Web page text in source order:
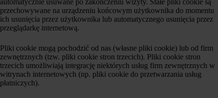
automatycznie usuwane po zakończeniu wizyty. Stałe pliki cookie są
przechowywane na urządzeniu końcowym użytkownika do momentu
ich usunięcia przez użytkownika lub automatycznego usunięcia przez
przeglądarkę internetową.
Pliki cookie mogą pochodzić od nas (własne pliki cookie) lub od firm
zewnętrznych (tzw. pliki cookie stron trzecich). Pliki cookie stron
trzecich umożliwiają integrację niektórych usług firm zewnętrznych w
witrynach internetowych (np. pliki cookie do przetwarzania usług
płatniczych).